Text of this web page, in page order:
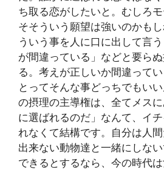
ち取る恋がしたいと。むしろ
そそういう願望は強いのかも
ういう事を人に口に出して言
が間違っている」などと要ら
る。考えが正しいか間違って
とってそんな事どっちでもい
の摂理の主導権は、全てメス
に選ばれるのだ」なんて、イ
れなくて結構です。自分は人
出来ない動物達と一緒にしな
できるとするなら、今の時代